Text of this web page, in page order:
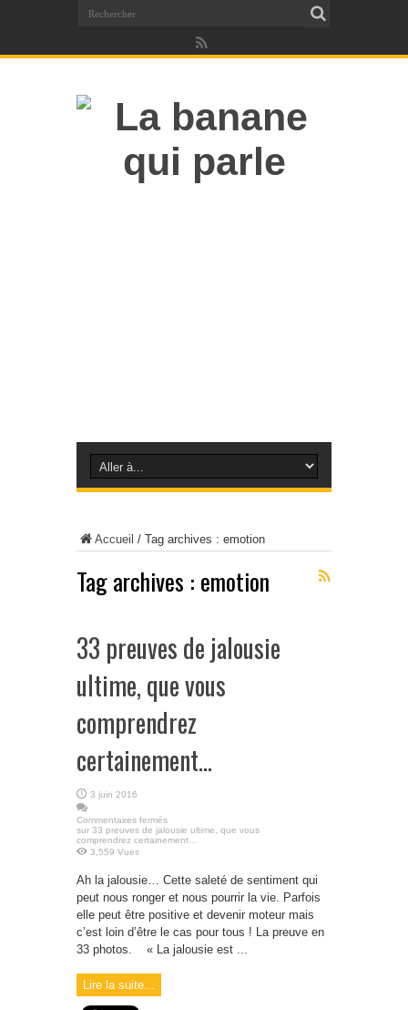
Accueil / Tag archives : emotion
Tag archives : emotion
33 preuves de jalousie
ultime, que vous
comprendrez
certainement…
3 juin 2016
Commentaires fermés
sur 33 preuves de jalousie ultime, que vous
comprendrez certainement…
3,559 Vues
Ah la jalousie… Cette saleté de sentiment qui
peut nous ronger et nous pourrir la vie. Parfois
elle peut être positive et devenir moteur mais
c’est loin d’être le cas pour tous ! La preuve en
33 photos. « La jalousie est ...
Lire la suite...